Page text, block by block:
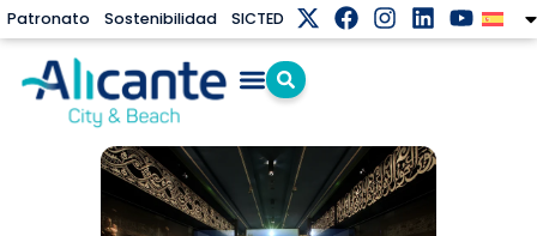
Patronato Sostenibilidad SICTED